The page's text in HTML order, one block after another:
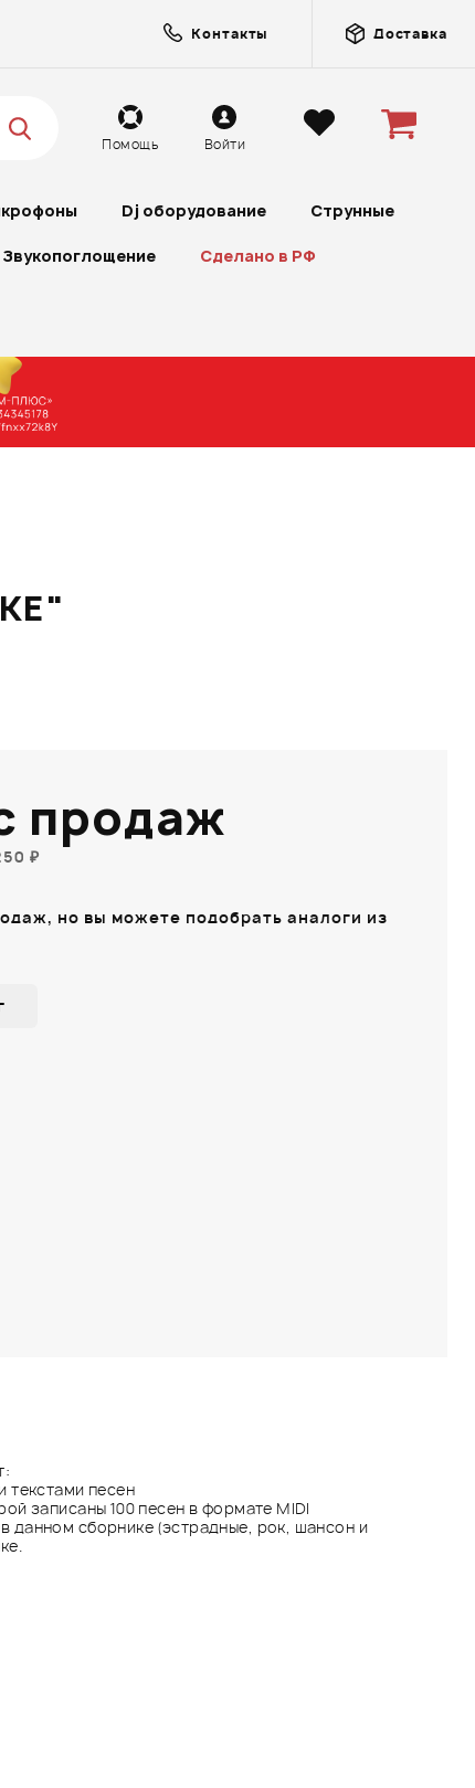
Контакты Доставка
Помощь Войти
Dj оборудование Струнные
Звукопоглощение Сделано в РФ
текстами песен
записаны 100 песен в формате MIDI
данном сборнике (эстрадные, рок, шансон и
продаж
₽
но вы можете подобрать аналоги из